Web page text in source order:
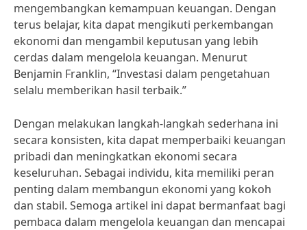
mengembangkan kemampuan keuangan. Dengan
terus belajar, kita dapat mengikuti perkembangan
ekonomi dan mengambil keputusan yang lebih
cerdas dalam mengelola keuangan. Menurut
Benjamin Franklin, “Investasi dalam pengetahuan
selalu memberikan hasil terbaik.”
Dengan melakukan langkah-langkah sederhana ini
secara konsisten, kita dapat memperbaiki keuangan
pribadi dan meningkatkan ekonomi secara
keseluruhan. Sebagai individu, kita memiliki peran
penting dalam membangun ekonomi yang kokoh
dan stabil. Semoga artikel ini dapat bermanfaat bagi
pembaca dalam mengelola keuangan dan mencapai